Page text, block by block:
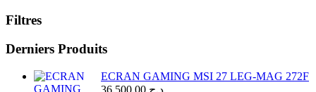
Filtres
Derniers Produits
ECRAN GAMING MSI 27 LEG-MAG 272F
د.ج